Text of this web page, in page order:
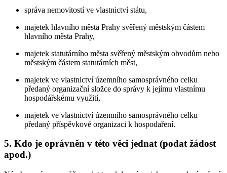
správa nemovitostí ve vlastnictví státu,
majetek hlavního města Prahy svěřený městským částem
hlavního města Prahy,
majetek statutárního města svěřený městským obvodům nebo
městským částem statutárních měst,
majetek ve vlastnictví územního samosprávného celku
předaný organizační složce do správy k jejímu vlastnímu
hospodářskému využití,
majetek ve vlastnictví územního samosprávného celku
předaný příspěvkové organizaci k hospodaření.
5. Kdo je oprávněn v této věci jednat (podat žádost
apod.)